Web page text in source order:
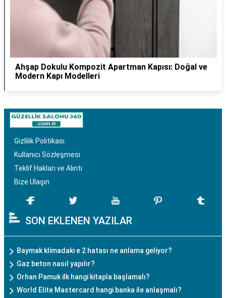
Ahşap Dokulu Kompozit Apartman Kapısı: Doğal ve
Modern Kapı Modelleri
Gizlilik Politikası
Kullanıcı Sözleşmesi
Teklif Hakları ve Alıntı
Bize Ulaşın
SON EKLENEN YAZILAR
Baymak klimadaki e 2 hatası ne anlama geliyor?
Gaz beton nasıl yapılır?
Orhan Pamuk ilk hangi kitapla başlamalı?
World Elite Mastercard hangi banka ile anlaşmalı?